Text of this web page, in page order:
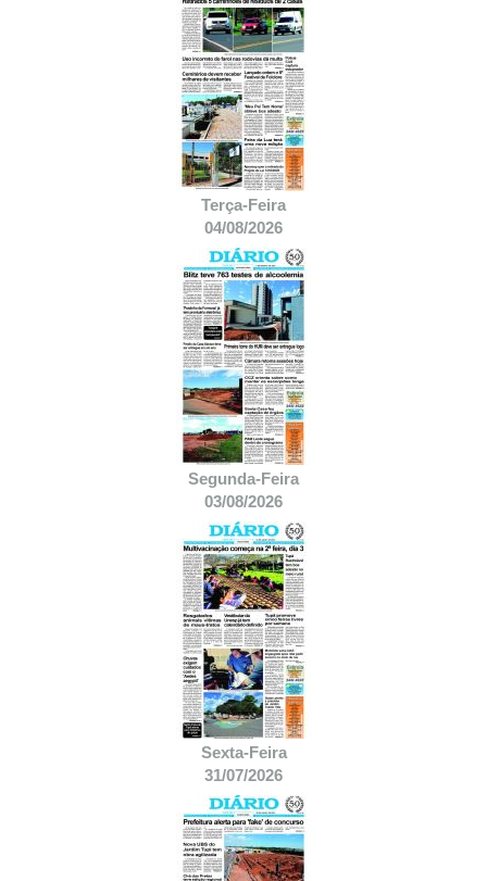
Terça-Feira
04/08/2026
Segunda-Feira
03/08/2026
Sexta-Feira
31/07/2026